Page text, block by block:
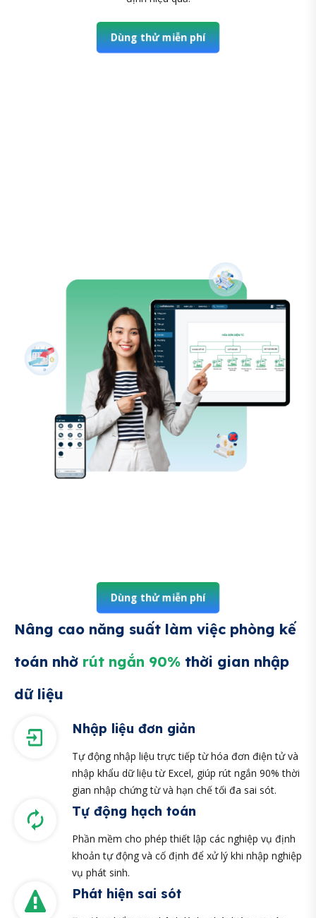
Dùng thử miễn phí
Dùng thử miễn phí
Nâng cao năng suất làm việc phòng kế
toán nhờ rút ngắn 90% thời gian nhập
dữ liệu
Nhập liệu đơn giản
Tự động nhập liệu trực tiếp từ hóa đơn điện tử và
nhập khẩu dữ liệu từ Excel, giúp rút ngắn 90% thời
gian nhập chứng từ và hạn chế tối đa sai sót.
Tự động hạch toán
Phần mềm cho phép thiết lập các nghiệp vụ định
khoản tự động và cố định để xử lý khi nhập nghiệp
vụ phát sinh.
Phát hiện sai sót